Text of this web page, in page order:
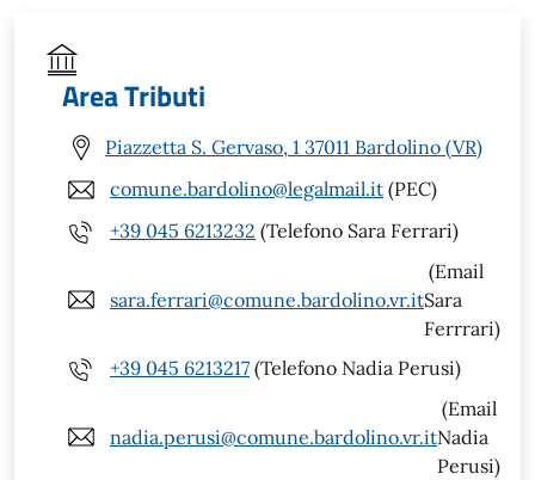
Area Tributi
Piazzetta S. Gervaso, 1 37011 Bardolino (VR)
comune.bardolino@legalmail.it (PEC)
+39 045 6213232 (Telefono Sara Ferrari)
sara.ferrari@comune.bardolino.vr.it
(Email
Sara
Ferrrari)
+39 045 6213217 (Telefono Nadia Perusi)
nadia.perusi@comune.bardolino.vr.it
(Email
Nadia
Perusi)